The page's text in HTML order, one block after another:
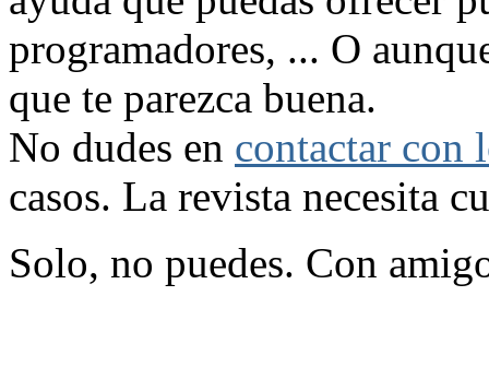
programadores, ... O
que te parezca buena.
No dudes en contactar con
casos. La revista necesita
Solo, no puedes. Con